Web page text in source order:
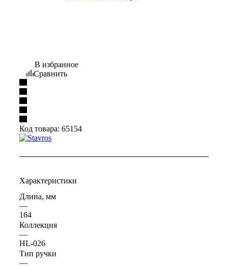
В избранное
Сравнить
Код товара: 65154
Характеристики
Длина, мм
—
164
Коллекция
—
HL-026
Тип ручки
—